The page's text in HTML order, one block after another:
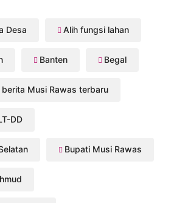
Desa Alih fungsi lahan
Banten Begal
berita Musi Rawas terbaru
DD
Bupati Musi Rawas